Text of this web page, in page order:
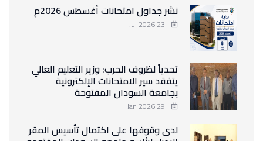
نشر جداول امتحانات أغسطس 2026م
تحدياً لظروف الحرب: وزير التعليم العالي
يتفقد سير الامتحانات الإلكترونية
بجامعة السودان المفتوحة
لدى وقوفها على اكتمال تأسيس المقر